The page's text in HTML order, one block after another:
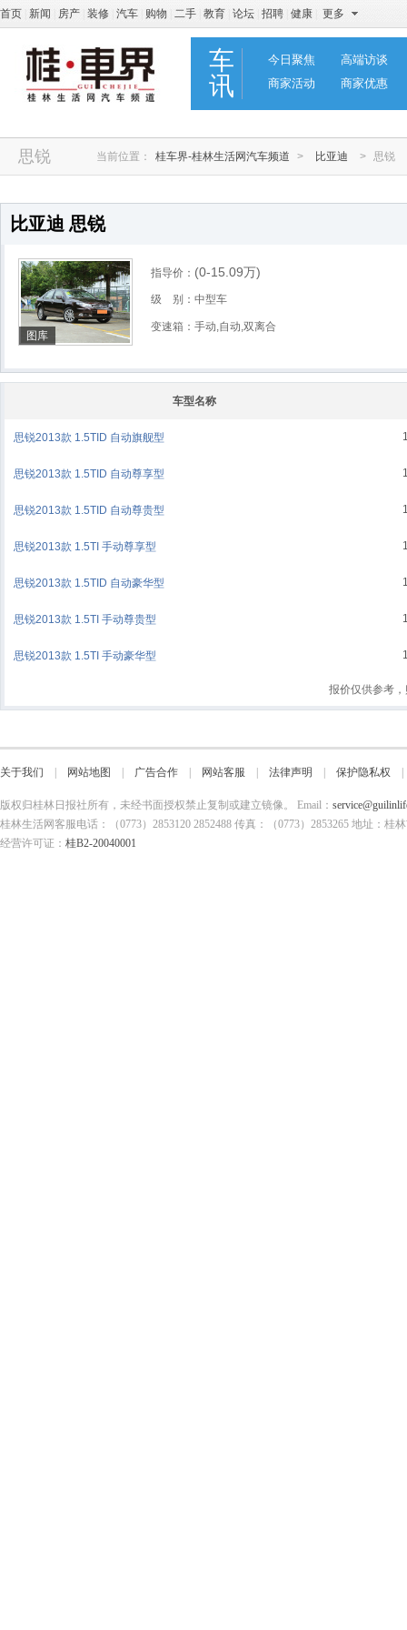
首页 新闻 房产 装修 汽车 购物 二手 教育 论坛 招聘 健康 更多
车
讯
今日聚焦
高端访谈
商家活动
商家优惠
思锐 当前位置： 桂车界-桂林生活网汽车频道 > 比亚迪 > 思锐
比亚迪 思锐
图库
指导价： (0-15.09万)
级 别：中型车
变速箱：手动,自动,双离合
车型名称
思锐2013款 1.5TID 自动旗舰型
思锐2013款 1.5TID 自动尊享型
思锐2013款 1.5TID 自动尊贵型
思锐2013款 1.5TI 手动尊享型
思锐2013款 1.5TID 自动豪华型
思锐2013款 1.5TI 手动尊贵型
思锐2013款 1.5TI 手动豪华型
报价仅供参考
关于我们 网站地图 广告合作 网站客服 法律声明 保护隐私权
版权归桂林日报社所有，未经书面授权禁止复制或建立镜像。 Email：
桂林生活网客服电话：（0773）2853120 2852488 传真：（0773）2853265 地址：
经营许可证： 桂B2-20040001